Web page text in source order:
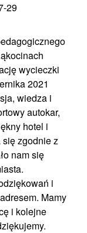
29
wycieczki
2021
wiedza i
autokar,
hotel i
się zgodnie z
nam się
i
Mamy
i kolejne